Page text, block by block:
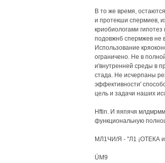
В то же время,
и протекши спермиев,
криобиологами
подовжнб спермжев не
Использование
ограничено. Не в
и'внутренней среды в
стада. Не исчерпаны
эффективности'
цель и задачи наших
Hftin. И яяпячя
функциональную
МЛ1ЧИ/Я - "Л1 ¡ОТЕКА
ÜM9